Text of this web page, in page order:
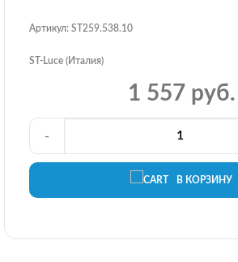
Артикул: ST259.538.10
ST-Luce (Италия)
1 557 руб.
В КОРЗИНУ
-